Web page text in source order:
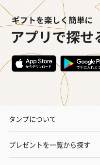
タンプについて
プレゼントを一覧から探す